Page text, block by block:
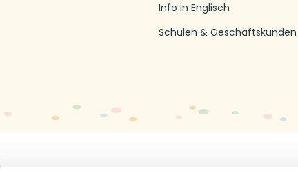
Info in Englisch
Schulen & Geschäftskunden